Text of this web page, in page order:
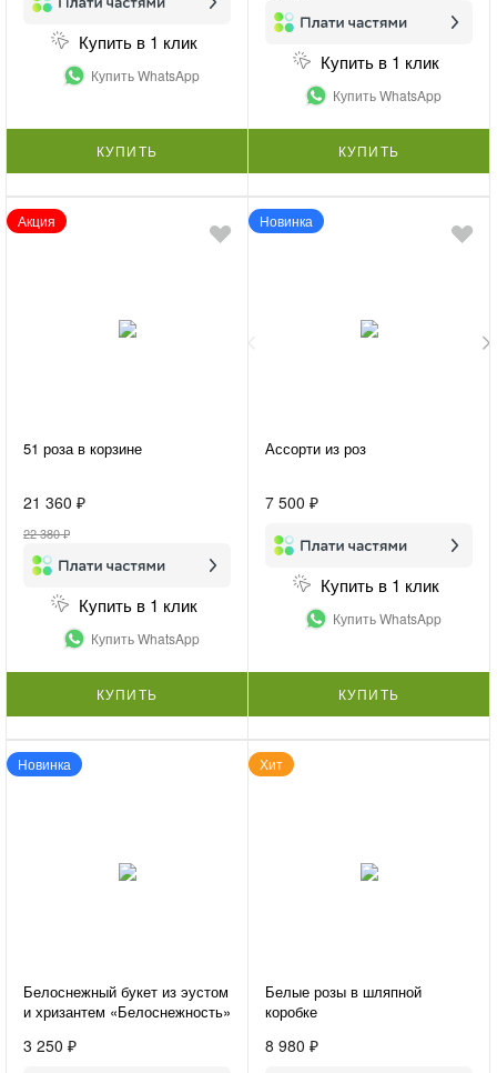
Купить в 1 клик
Купить WhatsApp
КУПИТЬ
Купить в 1 клик
Купить WhatsApp
КУПИТЬ
Акция
51 роза в корзине
21 360 ₽
22 380 ₽
Купить в 1 клик
Купить WhatsApp
КУПИТЬ
Новинка
Ассорти из роз
7 500 ₽
Купить в 1 клик
Купить WhatsApp
КУПИТЬ
Новинка
Белоснежный букет из эустом
и хризантем «Белоснежность»
3 250 ₽
Хит
Белые розы в шляпной
коробке
8 980 ₽